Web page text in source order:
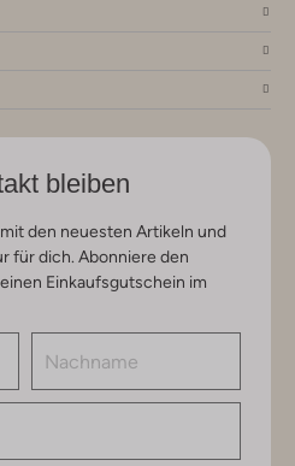
bleiben
den neuesten Artikeln und
für dich. Abonniere den
Einkaufsgutschein im